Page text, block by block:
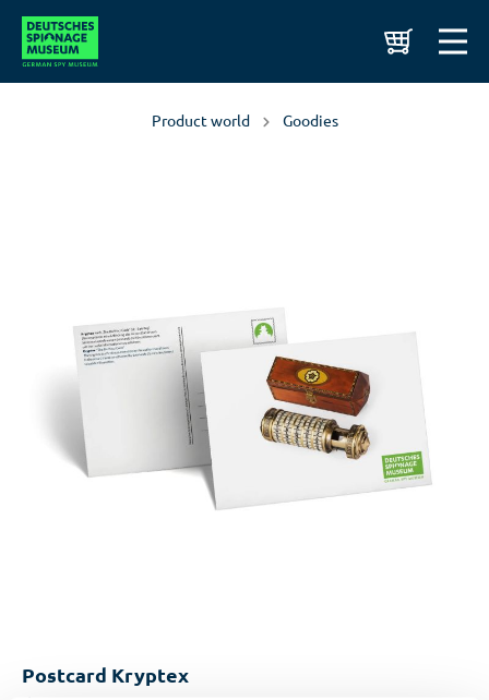
Product world Goodies
Postcard Kryptex